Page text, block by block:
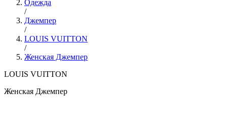
Одежда
/
Джемпер
/
LOUIS VUITTON
/
Женская Джемпер
LOUIS VUITTON
Женская Джемпер